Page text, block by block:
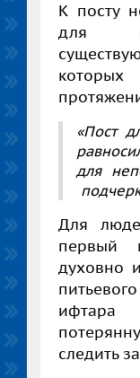
К посту
для
«Пост
для
Для
первый
духовно
ифтара
следить